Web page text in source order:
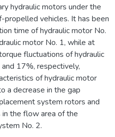
hydraulic motors under the
vehicles. It has been
time of hydraulic motor No.
motor No. 1, while at
fluctuations of hydraulic
17%, respectively,
of hydraulic motor
a decrease in the gap
system rotors and
the flow area of the
No. 2.